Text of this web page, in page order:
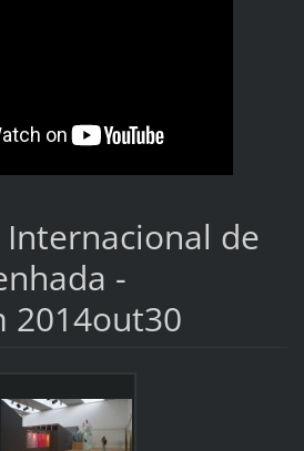
Internacional de
-
2014out30